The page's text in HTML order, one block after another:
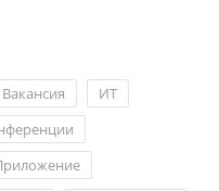
Вакансия
ИТ